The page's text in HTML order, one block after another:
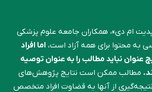
ام دی»، همکاران جامعه علوم ‌پزشکی
به محتوا برای همه آزاد است، اما افراد
نباید مطالب را به عنوان توصیه
مطالب ممکن است نتایج پژوهش‌های
نتیجه‌گیری از آنها به قضاوت افراد متخصص